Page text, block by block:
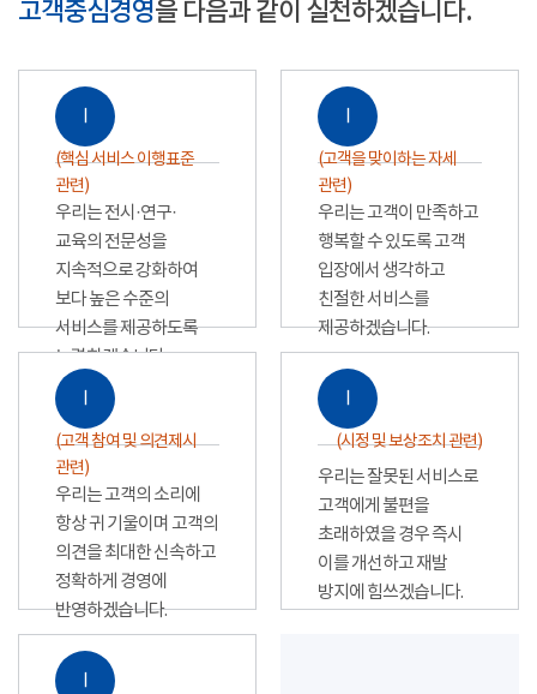
고객중심경영을 다음과 같이 실천하겠습니다.
Ⅰ
(핵심 서비스 이행표준
관련)
우리는 전시·연구·
교육의 전문성을
지속적으로 강화하여
보다 높은 수준의
서비스를 제공하도록
노력하겠습니다.
Ⅰ
(고객을 맞이하는 자세
관련)
우리는 고객이 만족하고
행복할 수 있도록 고객
입장에서 생각하고
친절한 서비스를
제공하겠습니다.
Ⅰ
(고객 참여 및 의견제시
관련)
우리는 고객의 소리에
항상 귀 기울이며 고객의
의견을 최대한 신속하고
정확하게 경영에
반영하겠습니다.
Ⅰ
(시정 및 보상조치 관련)
우리는 잘못된 서비스로
고객에게 불편을
초래하였을 경우 즉시
이를 개선하고 재발
방지에 힘쓰겠습니다.
Ⅰ